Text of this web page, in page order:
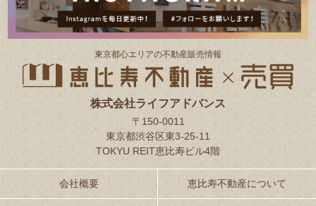
東京都⼼エリアの不動産販売情報
株式会社ライフアドバンス
〒150-0011
東京都渋谷区東3-25-11
TOKYU REIT恵比寿ビル4階
会社概要 恵比寿不動産について